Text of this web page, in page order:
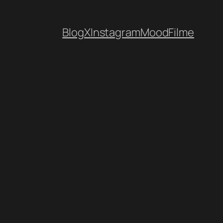
BlogXInstagramMoodFilme